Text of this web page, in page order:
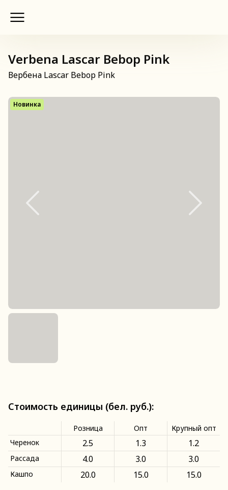
Verbena Lascar Bebop Pink
Вербена Lascar Bebop Pink
Новинка
Стоимость единицы (бел. руб.):
Розница Опт
Крупный опт
Черенок
2.5 1.3 1.2
Рассада 4.0 3.0 3.0
Кашпо 20.0 15.0 15.0